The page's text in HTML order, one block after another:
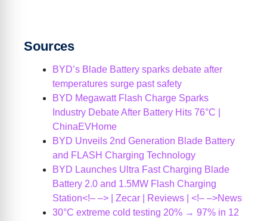
Sources
BYD’s Blade Battery sparks debate after
temperatures surge past safety
BYD Megawatt Flash Charge Sparks
Industry Debate After Battery Hits 76°C |
ChinaEVHome
BYD Unveils 2nd Generation Blade Battery
and FLASH Charging Technology
BYD Launches Ultra Fast Charging Blade
Battery 2.0 and 1.5MW Flash Charging
Station<!– –> | Zecar | Reviews | <!– –>News
30°C extreme cold testing 20% → 97% in 12